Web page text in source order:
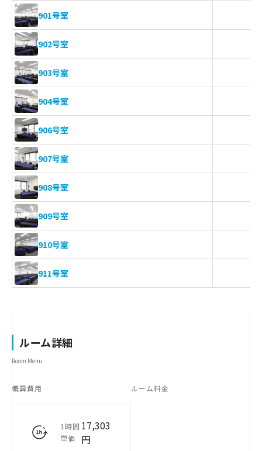
901号室
902号室
903号室
904号室
906号室
907号室
908号室
909号室
910号室
911号室
ルーム詳細
Room Menu
概算費用
1時間
単価
17,303
円
ルーム料金